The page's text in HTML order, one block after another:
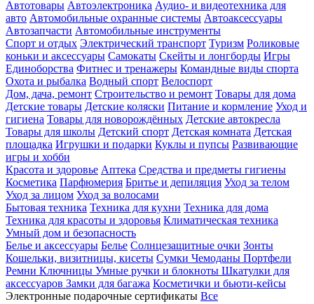
Автотовары Автоэлектроника Аудио- и видеотехника для
авто Автомобильные охранные системы Автоаксессуары
Автозапчасти Автомобильные инструменты
Спорт и отдых Электрический транспорт Туризм Роликовые
коньки и аксессуары Самокаты Скейты и лонгборды Игры
Единоборства Фитнес и тренажеры Командные виды спорта
Охота и рыбалка Водный спорт Велоспорт
Дом, дача, ремонт Строительство и ремонт Товары для дома
Детские товары Детские коляски Питание и кормление Уход и
гигиена Товары для новорождённых Детские автокресла
Товары для школы Детский спорт Детская комната Детская
площадка Игрушки и подарки Куклы и пупсы Развивающие
игры и хобби
Красота и здоровье Аптека Средства и предметы гигиены
Косметика Парфюмерия Бритье и депиляция Уход за телом
Уход за лицом Уход за волосами
Бытовая техника Техника для кухни Техника для дома
Техника для красоты и здоровья Климатическая техника
Умный дом и безопасность
Белье и аксессуары Белье Солнцезащитные очки Зонты
Кошельки, визитницы, кисеты Сумки Чемоданы Портфели
Ремни Ключницы Умные ручки и блокноты Шкатулки для
аксессуаров Замки для багажа Косметички и бьюти-кейсы
Электронные подарочные сертификаты Все